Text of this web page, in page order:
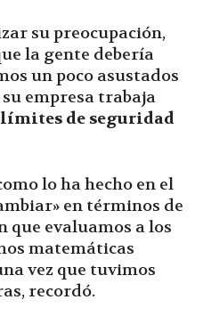
su preocupación,
la gente debería
un poco asustados
empresa trabaja
límites de seguridad
lo ha hecho en el
en términos de
que evaluamos a los
matemáticas
vez que tuvimos
recordó.